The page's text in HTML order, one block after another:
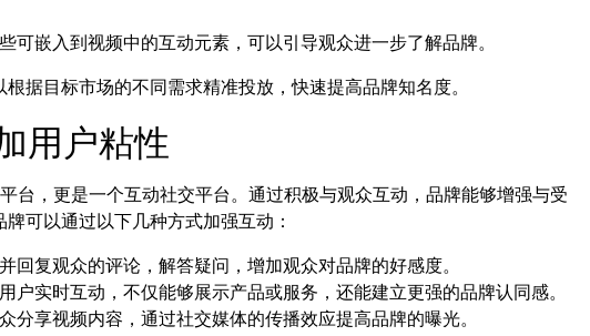
可嵌入到视频中的互动元素，可以引导观众进一步了解品牌。
据目标市场的不同需求精准投放，快速提高品牌知名度。
用户粘性
台，更是一个互动社交平台。通过积极与观众互动，品牌能够增强与受
可以通过以下几种方式加强互动：
回复观众的评论，解答疑问，增加观众对品牌的好感度。
户实时互动，不仅能够展示产品或服务，还能建立更强的品牌认同感。
分享视频内容，通过社交媒体的传播效应提高品牌的曝光。